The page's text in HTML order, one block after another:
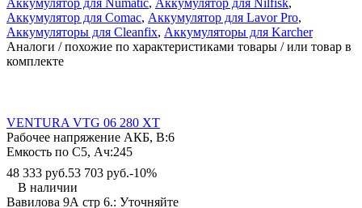
Аккумулятор для Numatic, Аккумулятор для Nilfisk,
Аккумулятор для Comac, Аккумулятор для Lavor Pro,
Аккумуляторы для Cleanfix, Аккумуляторы для Karcher
Аналоги / похожие по характеристиками товары / или товар в
комплекте
VENTURA VTG 06 280 XT
Рабочее напряжение АКБ, B:6
Емкость по С5, Ач:245
48 333 руб.53 703 руб.-10%
В наличии
Вавилова 9А стр 6.: Уточняйте